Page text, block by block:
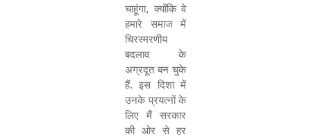
चाहूंगा, क्योंकि वे
हमारे समाज में
चिरस्मरणीय
बदलाव के
अग्रदूत बन चुके
हैं. इस दिशा में
उनके प्रयत्नों के
लिए मैं सरकार
की ओर से हर